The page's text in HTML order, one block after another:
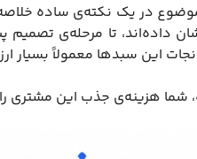
در یک نکته‌ی ساده
داده‌اند، تا مرحله‌ی
این سبدها معمولاً بسیار
شما هزینه‌ی جذب این مشتری را